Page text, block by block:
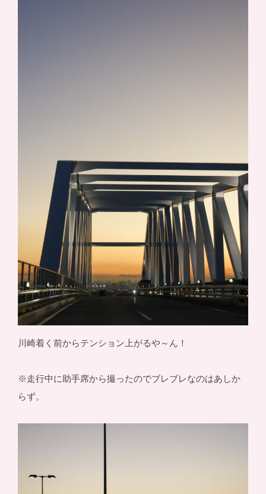
川崎着く前からテンション上がるや～ん！
※走行中に助手席から撮ったのでブレブレなのはあしか
らず。